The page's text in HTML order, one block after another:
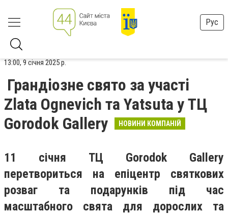
Рус
13:00, 9 січня 2025 р.
Грандіозне свято за участі
Zlata Ognevich та Yatsuta у ТЦ
Gorodok Gallery
НОВИНИ КОМПАНІЙ
11 січня ТЦ Gorodok Gallery
перетвориться на епіцентр святкових
розваг та подарунків під час
масштабного свята для дорослих та